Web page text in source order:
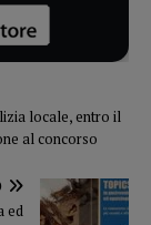
locale, entro il
al concorso
ed